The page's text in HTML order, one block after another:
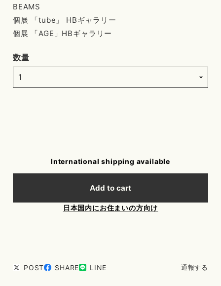
BEAMS
個展 「tube」 HBギャラリー
個展 「AGE」HBギャラリー
数量
International shipping available
Add to cart
日本国内にお住まいの方向け
POST SHARE LINE 通報する